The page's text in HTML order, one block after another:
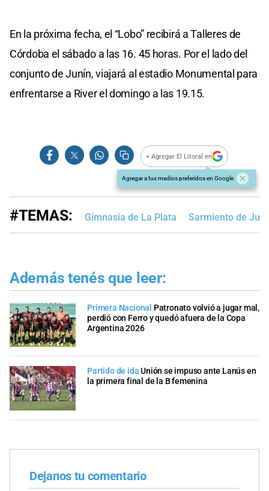
En la próxima fecha, el “Lobo” recibirá a Talleres de
Córdoba el sábado a las 16. 45 horas. Por el lado del
conjunto de Junín, viajará al estadio Monumental para
enfrentarse a River el domingo a las 19.15.
+ Agregar El Litoral en
Agregar a tus medios preferidos en Google
#TEMAS: Gimnasia de La Plata Sarmiento de
Además tenés que leer:
Primera Nacional Patronato volvió a jugar mal,
perdió con Ferro y quedó afuera de la Copa
Argentina 2026
Partido de idaUnión se impuso ante Lanús en
la primera final de la B femenina
Dejanos tu comentario